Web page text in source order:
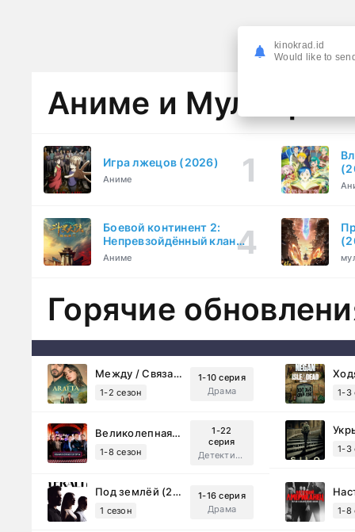
Аниме и
Игра лжецов (2026)
Аниме
Боевой континент 2:
Непревзойдённый клан
Тан (2023)
Аниме
Горячие
Между / Связанные судьбой (2025)
1-2 сезон
1-10 серия
Драма
1-3
Великолепная Пятерка (2019)
1-8 сезон
1-22
серия
Детектив, Русский
1-3
Под землёй (2026)
1 сезон
1-16 серия
Драма
1-8
kinokrad.id
Would like to